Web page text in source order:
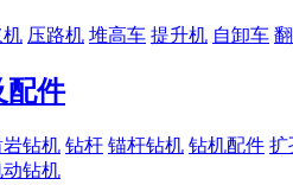
机 压路机 堆高车 提升机 自卸车
配件
岩钻机 钻杆 锚杆钻机 钻机配件 扩
动钻机